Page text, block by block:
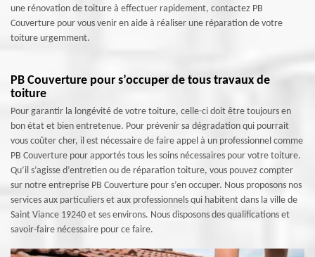
une rénovation de toiture à effectuer rapidement, contactez PB
Couverture pour vous venir en aide à réaliser une réparation de votre
toiture urgemment.
PB Couverture pour s’occuper de tous travaux de
toiture
Pour garantir la longévité de votre toiture, celle-ci doit être toujours en
bon état et bien entretenue. Pour prévenir sa dégradation qui pourrait
vous coûter cher, il est nécessaire de faire appel à un professionnel comme
PB Couverture pour apportés tous les soins nécessaires pour votre toiture.
Qu’il s’agisse d’entretien ou de réparation toiture, vous pouvez compter
sur notre entreprise PB Couverture pour s’en occuper. Nous proposons nos
services aux particuliers et aux professionnels qui habitent dans la ville de
Saint Viance 19240 et ses environs. Nous disposons des qualifications et
savoir-faire nécessaire pour ce faire.